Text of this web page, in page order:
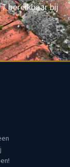
bereikbaar bij